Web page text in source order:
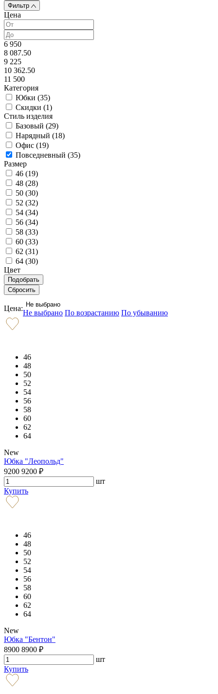
Фильтр
Цена
6 950
8 087.50
9 225
10 362.50
11 500
Категория
Юбки (35)
Скидки (1)
Стиль изделия
Базовый (29)
Нарядный (18)
Офис (19)
Повседневный (35)
Размер
46 (19)
48 (28)
50 (30)
52 (32)
54 (34)
56 (34)
58 (33)
60 (33)
62 (31)
64 (30)
Цвет
Цена: Не выбрано
Не выбрано По возрастанию По убыванию
46
48
50
52
54
56
58
60
62
64
New
Юбка "Леопольд"
9200 9200 ₽
шт
Купить
46
48
50
52
54
56
58
60
62
64
New
Юбка "Бентон"
8900 8900 ₽
шт
Купить